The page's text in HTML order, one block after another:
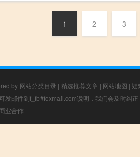
1 2 3
by 网站分类目录 | 精选推荐文章 | 网站地图 | 疑
发邮件到f_fb#foxmail.com说明，我们会及时纠正
业合作